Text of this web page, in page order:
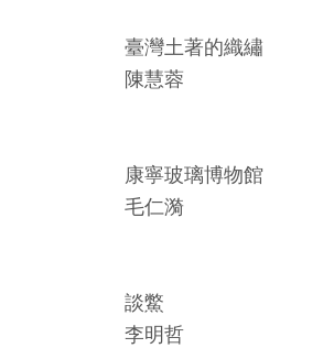
臺灣土著的織繡
陳慧蓉
康寧玻璃博物館
毛仁漪
談鱉
李明哲